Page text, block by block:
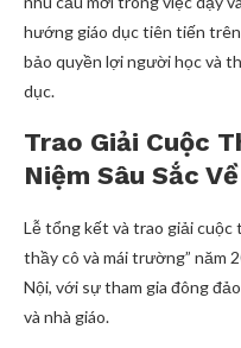
hướng giáo dục tiên tiến
bảo quyền lợi người học và
dục.
Trao Giải Cuộc
Niệm Sâu Sắc
Lễ tổng kết và trao giải cuộc
thầy cô và mái trường” năm
Nội, với sự tham gia đông
và nhà giáo.